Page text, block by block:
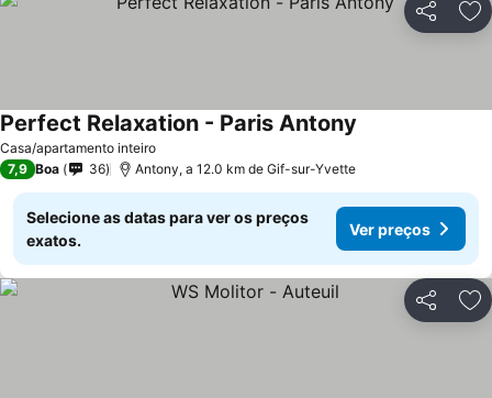
Partilhar
Casa/apartamento inteiro
Perfect Relaxation - Paris Antony
7,9 Boa 36 Antony, a 12.0 km de Gif-sur-Yvette
Selecione as datas para ver os preços
exatos.
Ver preços
Partilhar